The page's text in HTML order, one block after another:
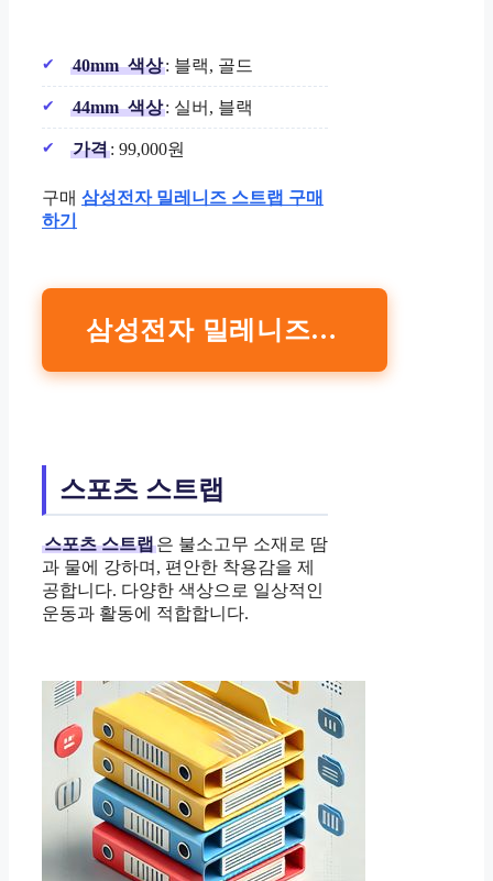
40mm 색상: 블랙, 골드
44mm 색상: 실버, 블랙
가격: 99,000원
구매 삼성전자 밀레니즈 스트랩 구매
하기
삼성전자 밀레니즈 스트랩 구매하기
스포츠 스트랩
스포츠 스트랩은 불소고무 소재로 땀
과 물에 강하며, 편안한 착용감을 제
공합니다. 다양한 색상으로 일상적인
운동과 활동에 적합합니다.